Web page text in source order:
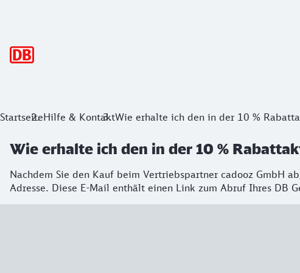
StartseiteHilfe & KontaktWie erhalte ich den in der 10 %
Wie erhalte ich den in der 10 %
Nachdem Sie den Kauf beim Vertriebspartner cadooz GmbH
Adresse. Diese E-Mail enthält einen Link zum Abruf Ihres DB